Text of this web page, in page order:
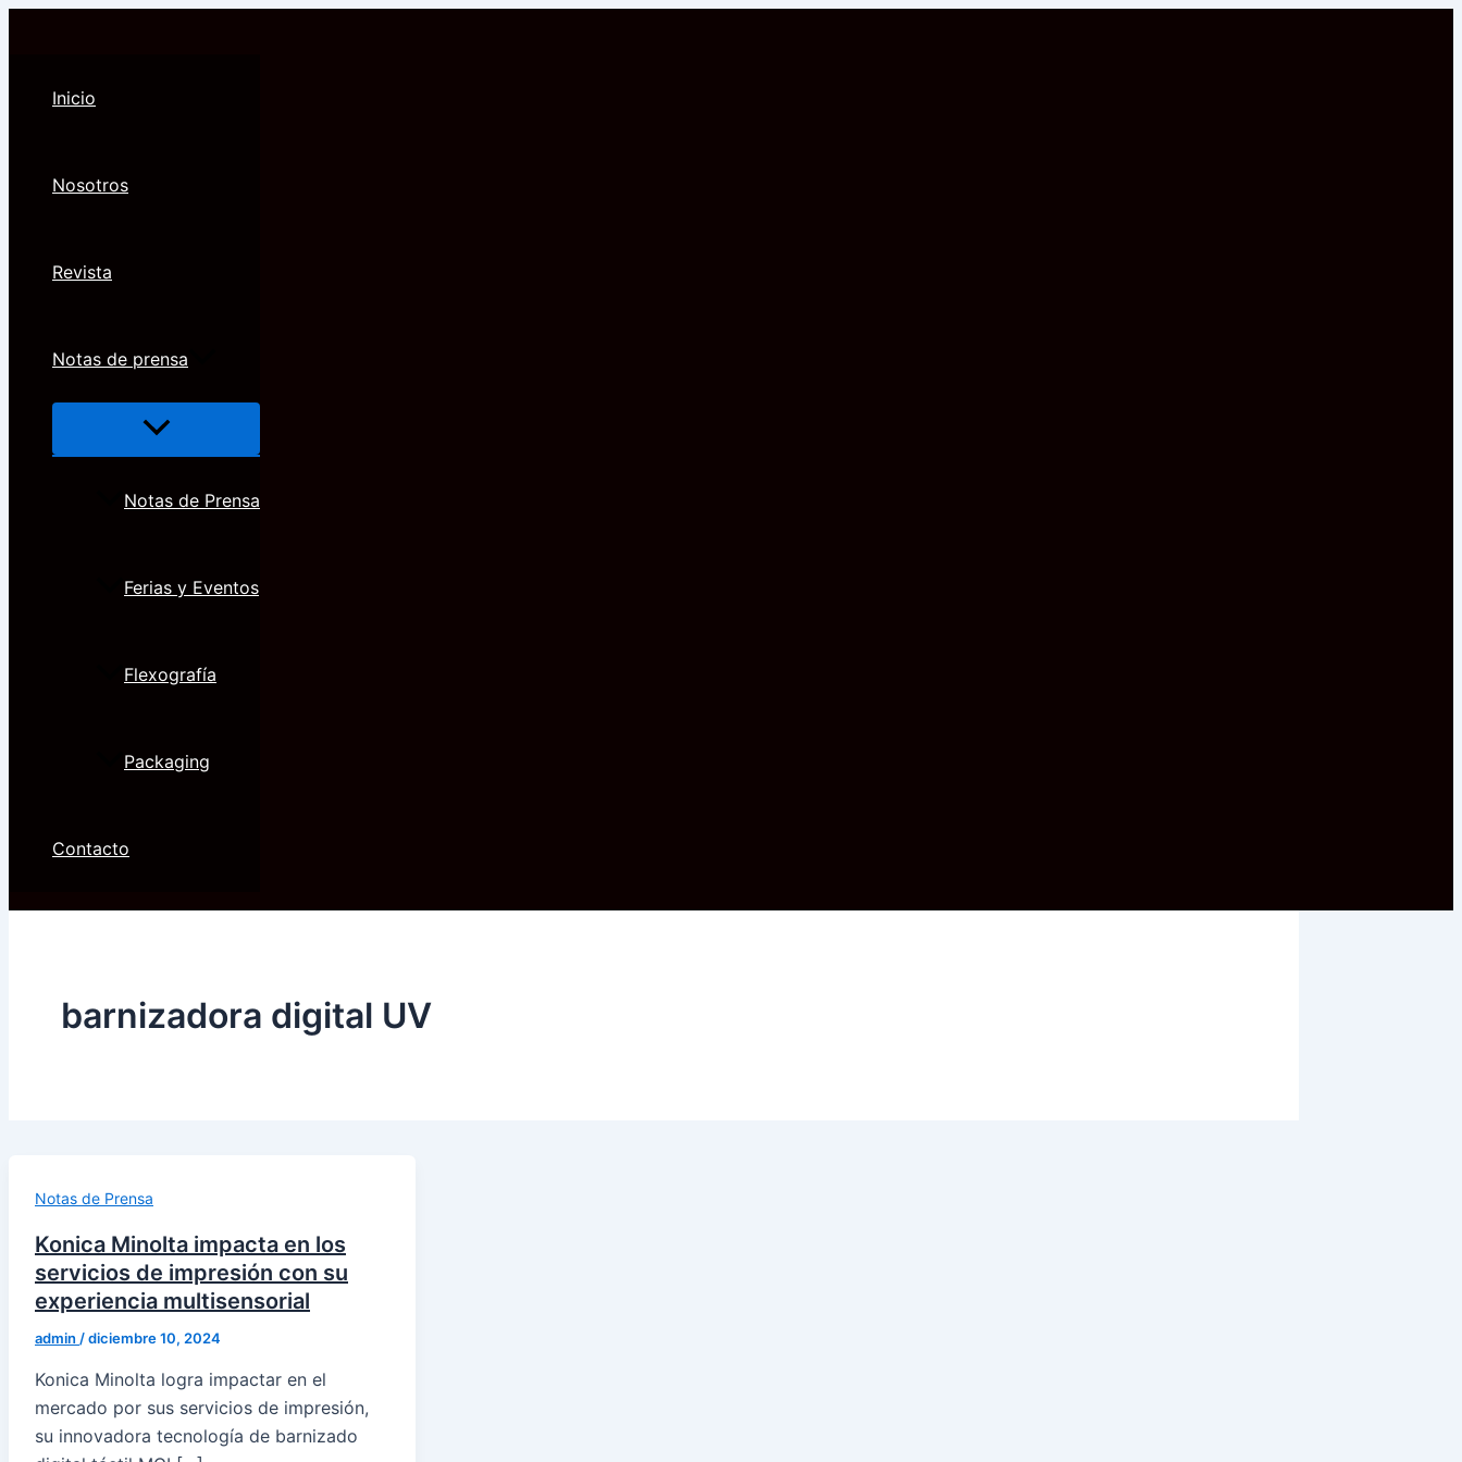
Inicio
Nosotros
Revista
Notas de prensa
Alternar
Notas de Prensa
Ferias y Eventos
Flexografía
Packaging
Contacto
barnizadora digital UV
Notas de Prensa
Konica Minolta impacta en los
servicios de impresión con su
experiencia multisensorial
admin /diciembre 10, 2024
Konica Minolta logra impactar en el
mercado por sus servicios de impresión,
su innovadora tecnología de barnizado